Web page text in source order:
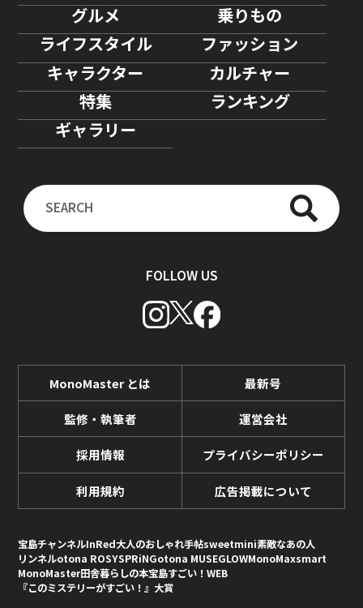
グルメ
乗りもの
ライフスタイル
ファッション
キャラクター
カルチャー
特集
ランキング
ギャラリー
FOLLOW US
MonoMaster とは 最新号
監修・執筆者 運営会社
採用情報 プライバシーポリシー
利用規約 広告掲載について
宝島チャンネルInRed大人のおしゃれ手帖sweetmini素敵なあの人
リンネルotona ROSYSPRiNGotona MUSEGLOWMonoMaxsmart
MonoMaster田舎暮らしの本宝島すごい！WEB
『このミステリーがすごい！』大賞